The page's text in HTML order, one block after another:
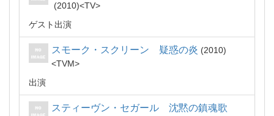
2010
TV
ゲスト出演
スモーク・スクリーン 疑惑の炎
2010
TVM
出演
スティーヴン・セガール 沈黙の鎮魂歌